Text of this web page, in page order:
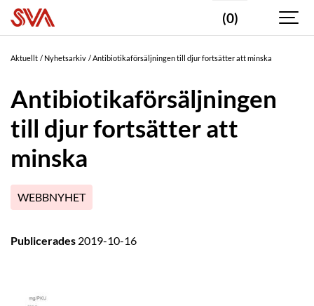
(0)
Aktuellt Nyhetsarkiv Antibiotikaförsäljningen till djur fortsätter att minska
Antibiotikaförsäljningen
till djur fortsätter att
minska
WEBBNYHET
Publicerades 2019-10-16